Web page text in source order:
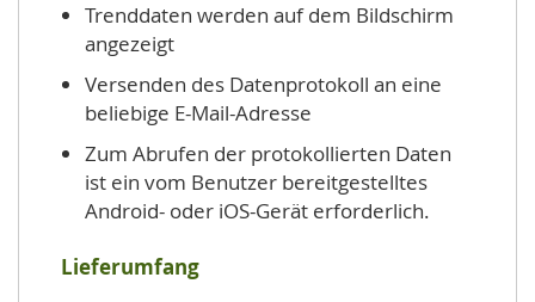
Trenddaten werden auf dem Bildschirm
angezeigt
Versenden des Datenprotokoll an eine
beliebige E-Mail-Adresse
Zum Abrufen der protokollierten Daten
ist ein vom Benutzer bereitgestelltes
Android- oder iOS-Gerät erforderlich.
Lieferumfang